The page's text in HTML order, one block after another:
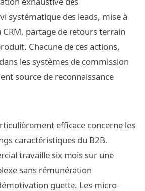
systématique des leads, mise à
CRM, partage de retours terrain
Chacune de ces actions,
les systèmes de commission
source de reconnaissance
efficace concerne les
caractéristiques du B2B.
travaille six mois sur une
sans rémunération
guette. Les micro-